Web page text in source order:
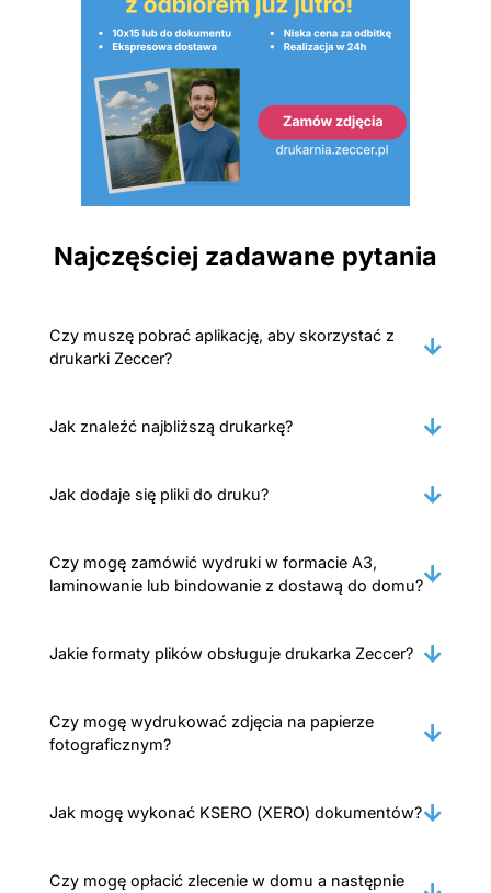
Najczęściej zadawane pytania
Czy muszę pobrać aplikację, aby skorzystać z
drukarki Zeccer?
Jak znaleźć najbliższą drukarkę?
Jak dodaje się pliki do druku?
Czy mogę zamówić wydruki w formacie A3,
laminowanie lub bindowanie z dostawą do domu?
Jakie formaty plików obsługuje drukarka Zeccer?
Czy mogę wydrukować zdjęcia na papierze
fotograficznym?
Jak mogę wykonać KSERO (XERO) dokumentów?
Czy mogę opłacić zlecenie w domu a następnie